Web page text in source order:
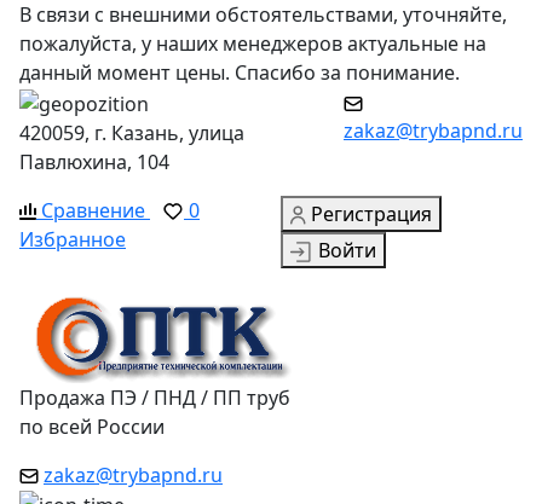
В связи с внешними обстоятельствами, уточняйте,
пожалуйста, у наших менеджеров актуальные на
данный момент цены. Спасибо за понимание.
420059, г. Казань, улица
Павлюхина, 104
zakaz@trybapnd.ru
Сравнение
0
Избранное
Регистрация
Войти
Продажа ПЭ / ПНД / ПП труб
по всей России
zakaz@trybapnd.ru